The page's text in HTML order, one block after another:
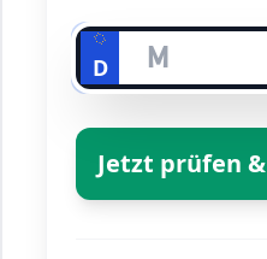
D
Jetzt prüfen